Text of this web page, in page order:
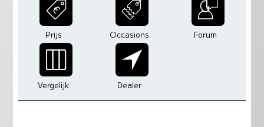
Prijs Occasions Forum
Vergelijk Dealer